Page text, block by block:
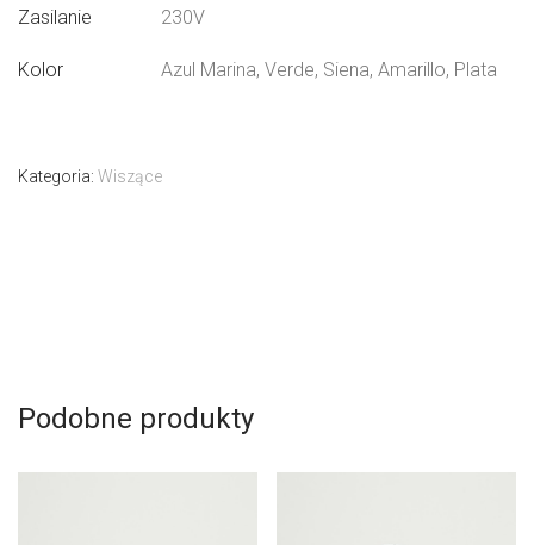
Zasilanie 230V
Kolor Azul Marina, Verde, Siena, Amarillo, Plata
Kategoria: Wiszące
Podobne produkty